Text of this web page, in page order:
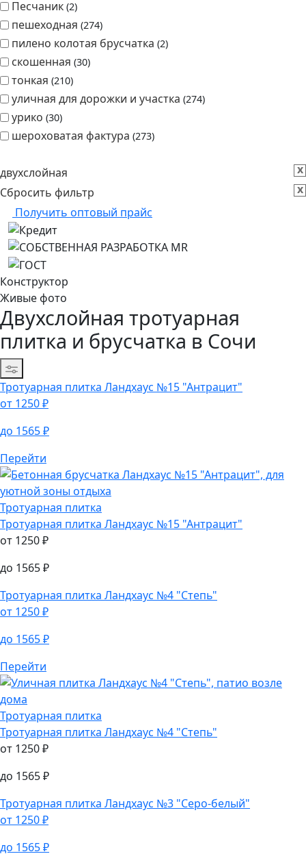
Песчаник 2
пешеходная 274
пилено колотая брусчатка 2
скошенная 30
тонкая 210
уличная для дорожки и участка 274
урико 30
шероховатая фактура 273
двухслойная
x
Сбросить фильтр
x
Получить оптовый прайс
Конструктор
Живые фото
Двухслойная тротуарная
плитка и брусчатка в Сочи
Сортировка
Тротуарная плитка Ландхаус №15 "Антрацит"
от 1250₽
до 1565₽
Перейти
Тротуарная плитка
Тротуарная плитка Ландхаус №15 "Антрацит"
от 1250₽
до 1565₽
Тротуарная плитка Ландхаус №4 "Степь"
от 1250₽
до 1565₽
Перейти
Тротуарная плитка
Тротуарная плитка Ландхаус №4 "Степь"
от 1250₽
до 1565₽
Тротуарная плитка Ландхаус №3 "Серо-белый"
от 1250₽
до 1565₽